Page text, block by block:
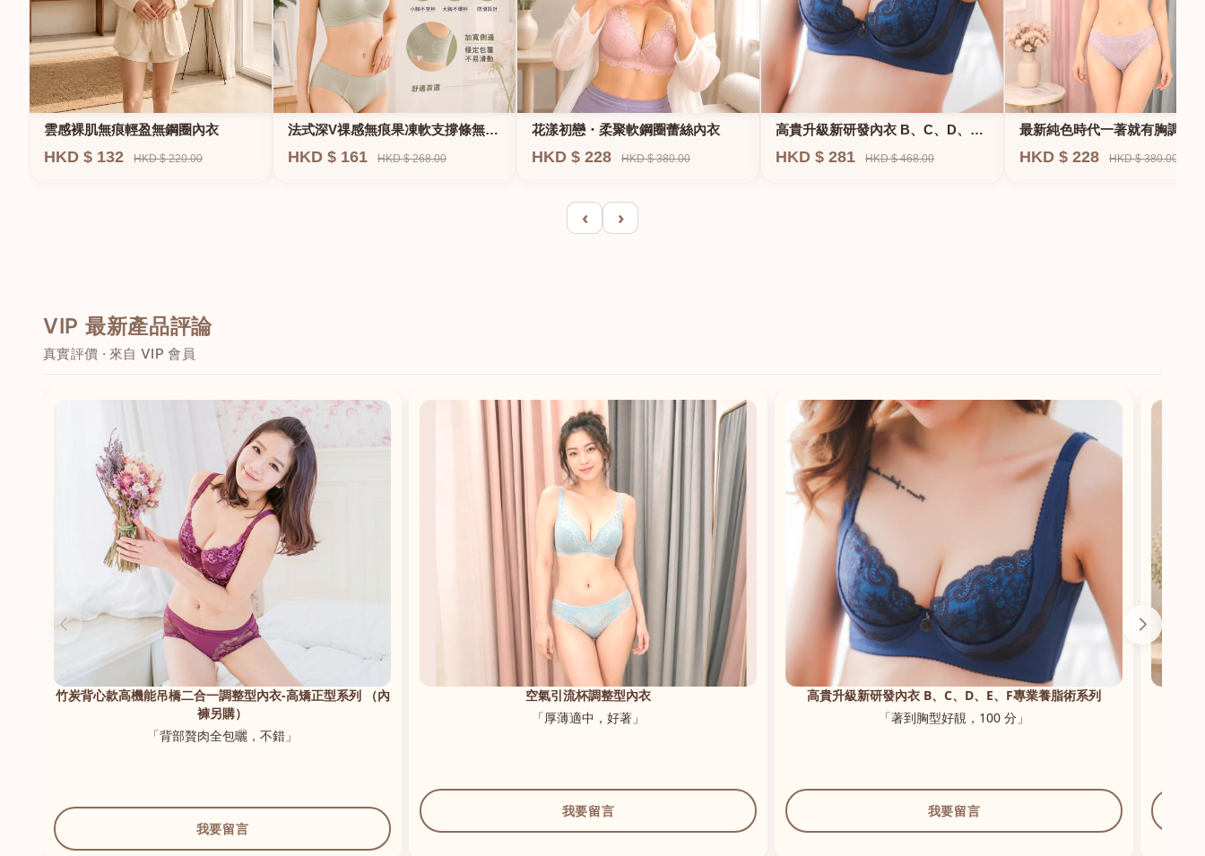
雲感裸肌無痕輕盈無鋼圈內衣
HKD $ 132 HKD $ 220.00
法式深V祼感無痕果凍軟支撐條無鋼
圈內衣
HKD $ 161 HKD $ 268.00
花漾初戀・柔聚軟鋼圈蕾絲內衣
HKD $ 228 HKD $ 380.00
高貴升級新研發內衣 B、C、D、
E、F專業養脂術系列
HKD $ 281 HKD $ 468.00
最新純色時代一著就有胸調整
衣-專治小胸 蝴蝶肌位矯正型內
HKD $ 228 HKD $ 380.00
‹ ›
VIP 最新產品評論
真實評價 · 來自 VIP 會員
空氣引流杯調整型內衣
「厚薄適中，好著」
我要留言
高貴升級新研發內衣 B、C、D、E、F專業養脂術系列
「著到胸型好靚，100 分」
我要留言
花漾初戀・輕羽無鋼圈蕾絲內衣
「透氣，零束縛，著系身好舒適」
我要留言